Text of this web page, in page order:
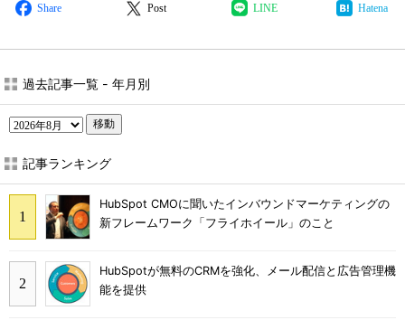
Share Post LINE Hatena
過去記事一覧 - 年月別
移動
記事ランキング
HubSpot CMOに聞いたインバウンドマーケティングの
新フレームワーク「フライホイール」のこと
HubSpotが無料のCRMを強化、メール配信と広告管理機
能を提供